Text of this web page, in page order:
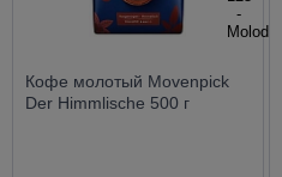
Кофе молотый Movenpick
Der Himmlische 500 г